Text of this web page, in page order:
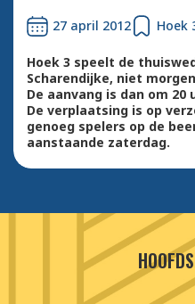
27 april 2012 Hoek
Hoek 3 speelt de
Scharendijke, niet
De aanvang is dan om
De verplaatsing is op
genoeg spelers op de
aanstaande zaterdag.